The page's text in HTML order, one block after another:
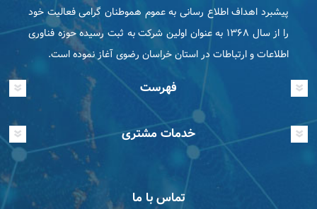
پیشبرد اهداف اطلاع رسانی به عموم هموطنان گرامی فعاليت خود
را از سال ۱۳۶۸ به عنوان اولین شرکت به ثبت رسیده حوزه فناوری
اطلاعات و ارتباطات در استان خراسان رضوی آغاز نموده است.
فهرست
خدمات مشتری
تماس با ما